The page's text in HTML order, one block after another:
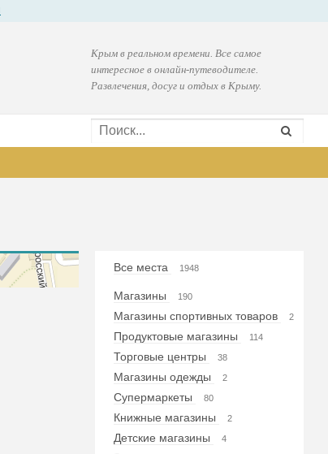
Крым в реальном времени. Все самое
интересное в онлайн-путеводителе.
Развлечения, досуг и отдых в Крыму.
Все места 1948
Магазины 190
Магазины спортивных товаров 2
Продуктовые магазины 114
Торговые центры 38
Магазины одежды 2
Супермаркеты 80
Книжные магазины 2
Детские магазины 4